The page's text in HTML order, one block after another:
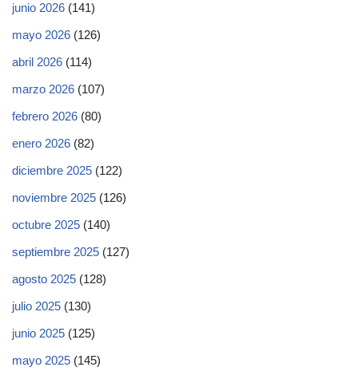
junio 2026 (141)
mayo 2026 (126)
abril 2026 (114)
marzo 2026 (107)
febrero 2026 (80)
enero 2026 (82)
diciembre 2025 (122)
noviembre 2025 (126)
octubre 2025 (140)
septiembre 2025 (127)
agosto 2025 (128)
julio 2025 (130)
junio 2025 (125)
mayo 2025 (145)